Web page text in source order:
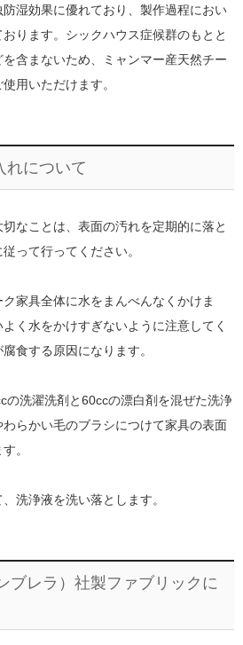
湿効果に優れており、製作過程におい
ります。シックハウス症候群のもとと
含まないため、ミャンマー産天然チー
用いただけます。
れについて
なことは、表面の汚れを定期的に落と
って行ってください。
家具全体に水をまんべんなくかけま
く水をかけすぎないように注意してく
食する原因になります。
の洗濯洗剤と60ccの漂白剤を混ぜた洗浄
らかい毛のブラシにつけて家具の表面
。
洗浄液を洗い落とします。
ブレラ）社製ファブリックに